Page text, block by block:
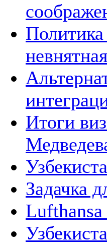
Политика
невнятная
Итоги
Задачка
Lufthansa